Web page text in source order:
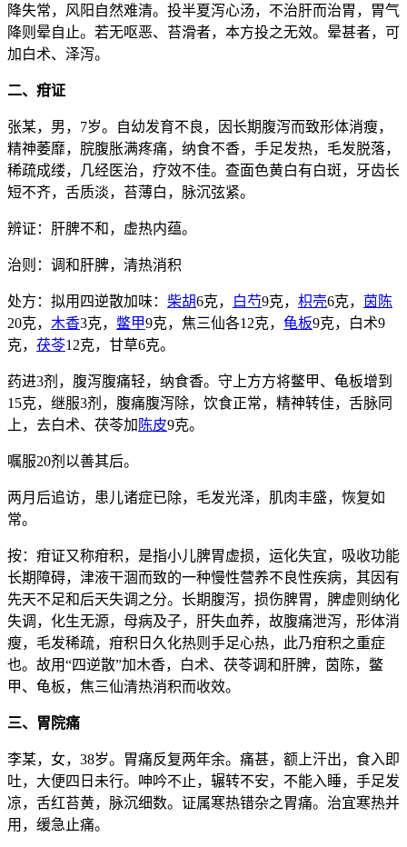
降失常，风阳自然难清。投半夏泻心汤，不治肝而治胃，胃气
降则晕自止。若无呕恶、苔滑者，本方投之无效。晕甚者，可
加白术、泽泻。
二、疳证
张某，男，7岁。自幼发育不良，因长期腹泻而致形体消瘦，
精神萎靡，脘腹胀满疼痛，纳食不香，手足发热，毛发脱落，
稀疏成缕，几经医治，疗效不佳。查面色黄白有白斑，牙齿长
短不齐，舌质淡，苔薄白，脉沉弦紧。
辨证：肝脾不和，虚热内蕴。
治则：调和肝脾，清热消积
处方：拟用四逆散加味： 柴胡6克， 白芍9克， 枳壳6克， 茵陈
20克， 木香3克， 鳖甲9克，焦三仙各12克， 龟板9克，白术9
克， 茯苓12克，甘草6克。
药进3剂，腹泻腹痛轻，纳食香。守上方方将鳖甲、龟板增到
15克，继服3剂，腹痛腹泻除，饮食正常，精神转佳，舌脉同
上，去白术、茯苓加 陈皮9克。
嘱服20剂以善其后。
两月后追访，患儿诸症已除，毛发光泽，肌肉丰盛，恢复如
常。
按：疳证又称疳积，是指小儿脾胃虚损，运化失宜，吸收功能
长期障碍，津液干涸而致的一种慢性营养不良性疾病，其因有
先天不足和后天失调之分。长期腹泻，损伤脾胃，脾虚则纳化
失调，化生无源，母病及子，肝失血养，故腹痛泄泻，形体消
瘦，毛发稀疏，疳积日久化热则手足心热，此乃疳积之重症
也。故用“四逆散”加木香，白术、茯苓调和肝脾，茵陈，鳖
甲、龟板，焦三仙清热消积而收效。
三、胃院痛
李某，女，38岁。胃痛反复两年余。痛甚，额上汗出，食入即
吐，大便四日未行。呻吟不止，辗转不安，不能入睡，手足发
凉，舌红苔黄，脉沉细数。证属寒热错杂之胃痛。治宜寒热并
用，缓急止痛。